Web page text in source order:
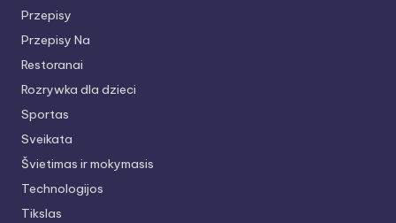
Przepisy
Przepisy Na
Restoranai
Rozrywka dla dzieci
Sportas
Sveikata
Švietimas ir mokymasis
Technologijos
Tikslas